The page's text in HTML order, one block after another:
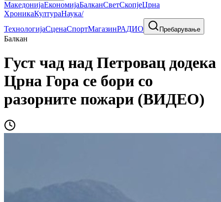
МакедонијаЕкономијаБалканСветСкопјеЦрна
ХроникаКултураНаука/
ТехнологијаСценаСпортМагазинРАДИО Пребарување
Балкан
Густ чад над Петровац додека
Црна Гора се бори со
разорните пожари (ВИДЕО)